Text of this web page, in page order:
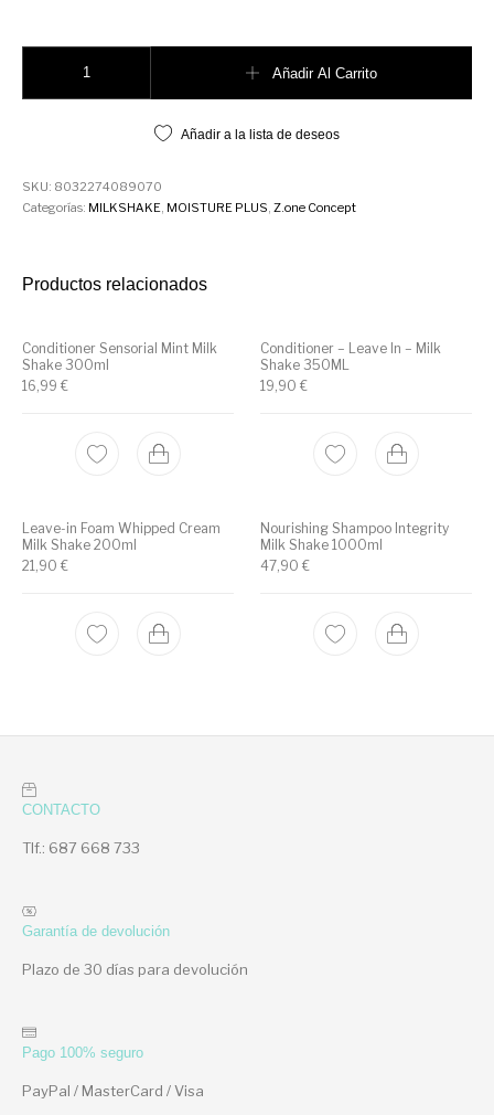
Añadir Al Carrito
Añadir a la lista de deseos
SKU: 8032274089070
Categorías: MILKSHAKE, MOISTURE PLUS,Z.one Concept
Productos relacionados
Conditioner Sensorial Mint Milk
Shake 300ml
16,99€
Conditioner – Leave In – Milk
Shake 350ML
19,90 €
Leave-in Foam Whipped Cream
Milk Shake 200ml
21,90€
Nourishing Shampoo Integrity
Milk Shake 1000ml
47,90 €
CONTACTO
Tlf.: 687 668 733
Garantía de devolución
Plazo de 30 días para devolución
Pago 100% seguro
PayPal / MasterCard / Visa